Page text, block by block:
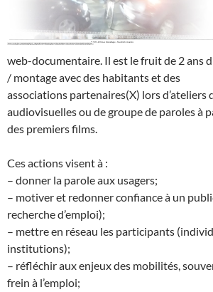
web-documentaire. Il est le fruit de 2 ans
/ montage avec des habitants et des
associations partenaires(X) lors d’ateliers
audiovisuelles ou de groupe de paroles à
des premiers films.
Ces actions visent à :
– donner la parole aux usagers;
– motiver et redonner confiance à un
recherche d’emploi);
– mettre en réseau les participants
institutions);
– réfléchir aux enjeux des mobilités,
frein à l’emploi;